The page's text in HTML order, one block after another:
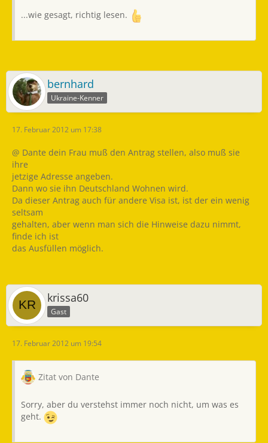
...wie gesagt, richtig lesen.
bernhard
Ukraine-Kenner
17. Februar 2012 um 17:38
@ Dante dein Frau muß den Antrag stellen, also muß sie
ihre
jetzige Adresse angeben.
Dann wo sie ihn Deutschland Wohnen wird.
Da dieser Antrag auch für andere Visa ist, ist der ein wenig
seltsam
gehalten, aber wenn man sich die Hinweise dazu nimmt,
finde ich ist
das Ausfüllen möglich.
krissa60
Gast
17. Februar 2012 um 19:54
Zitat von Dante
Sorry, aber du verstehst immer noch nicht, um was es
geht.